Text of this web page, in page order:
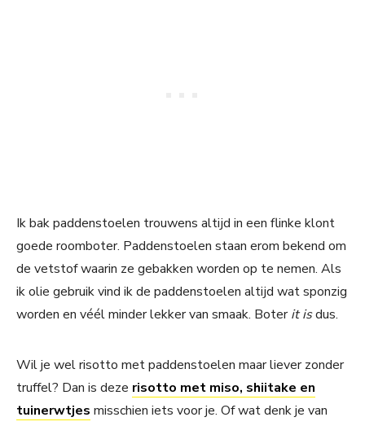
Ik bak paddenstoelen trouwens altijd in een flinke klont
goede roomboter. Paddenstoelen staan erom bekend om
de vetstof waarin ze gebakken worden op te nemen. Als
ik olie gebruik vind ik de paddenstoelen altijd wat sponzig
worden en véél minder lekker van smaak. Boterit isdus.
Wil je wel risotto met paddenstoelen maar liever zonder
truffel? Dan is deze risotto met miso, shiitake en
tuinerwtjes misschien iets voor je. Of wat denk je van